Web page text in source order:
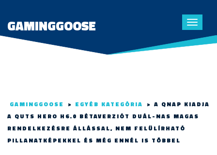
Toggle
GAMINGGOOSE
GAMINGGOOSE > EGYÉB KATEGÓRIA > A QNAP KIADJA
A QUTS HERO H6.0 BÉTAVERZIÓT DUÁL-NAS MAGAS
RENDELKEZÉSRE ÁLLÁSSAL, NEM FELÜLÍRHATÓ
PILLANATKÉPEKKEL ÉS MÉG ENNÉL IS TÖBBEL